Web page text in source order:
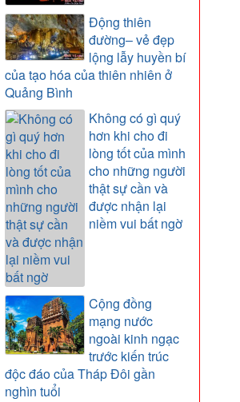
Động thiên
đường– vẻ đẹp
lộng lẫy huyền bí
của tạo hóa của thiên nhiên ở
Quảng Bình
Không có gì quý
hơn khi cho đi
lòng tốt của mình
cho những người
thật sự cần và
được nhận lại
niềm vui bất ngờ
Cộng đồng
mạng nước
ngoài kinh ngạc
trước kiến trúc
độc đáo của Tháp Đôi gần
nghìn tuổi